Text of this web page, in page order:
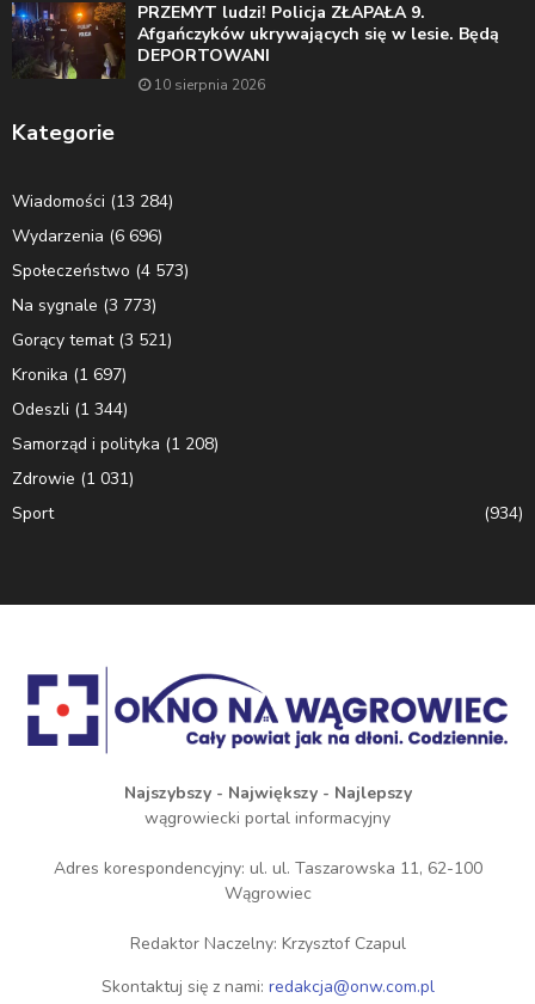
PRZEMYT ludzi! Policja ZŁAPAŁA 9.
Afgańczyków ukrywających się w lesie. Będą
DEPORTOWANI
10 sierpnia 2026
Kategorie
Wiadomości (13 284)
Wydarzenia (6 696)
Społeczeństwo (4 573)
Na sygnale (3 773)
Gorący temat(3 521)
Kronika (1 697)
Odeszli (1 344)
Samorząd i polityka (1 208)
Zdrowie (1 031)
Sport
(934)
Najszybszy - Największy - Najlepszy
wągrowiecki portal informacyjny
Adres korespondencyjny: ul. ul. Taszarowska 11, 62-100
Wągrowiec
Redaktor Naczelny: Krzysztof Czapul
Skontaktuj się z nami: redakcja@onw.com.pl